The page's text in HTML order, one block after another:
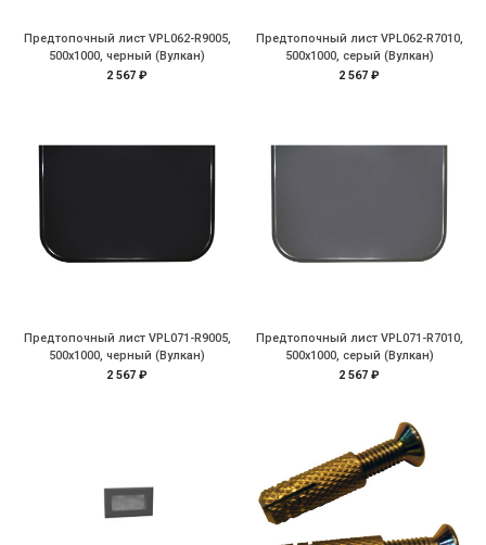
Предтопочный лист VPL062-R9005,
500х1000, черный (Вулкан)
2 567 ₽
Предтопочный лист VPL062-R7010,
500х1000, серый (Вулкан)
2 567 ₽
Предтопочный лист VPL071-R9005,
500х1000, черный (Вулкан)
2 567 ₽
Предтопочный лист VPL071-R7010,
500х1000, серый (Вулкан)
2 567 ₽